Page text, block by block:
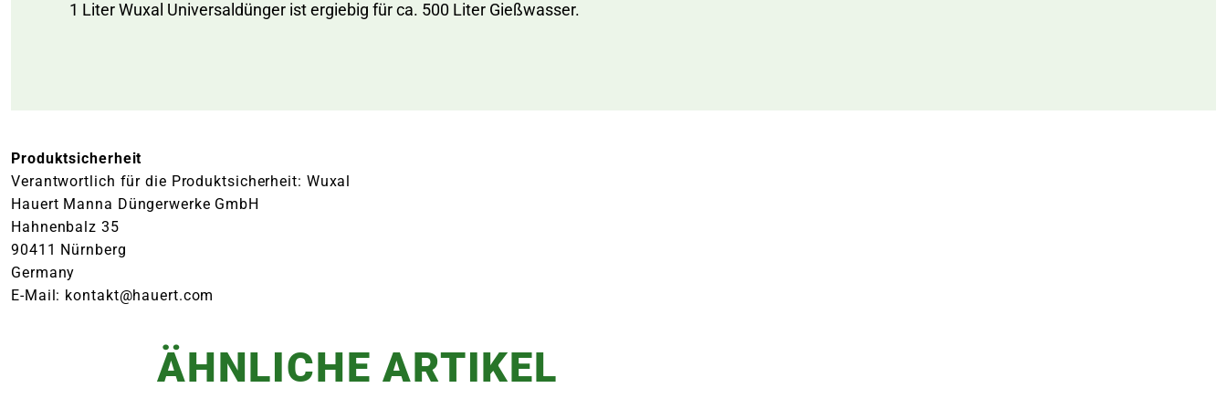
1 Liter Wuxal Universaldünger ist ergiebig für ca. 500 Liter Gießwasser.
Produktsicherheit
Verantwortlich für die Produktsicherheit: Wuxal
Hauert Manna Düngerwerke GmbH
Hahnenbalz 35
90411 Nürnberg
Germany
E-Mail: kontakt@hauert.com
ÄHNLICHE ARTIKEL